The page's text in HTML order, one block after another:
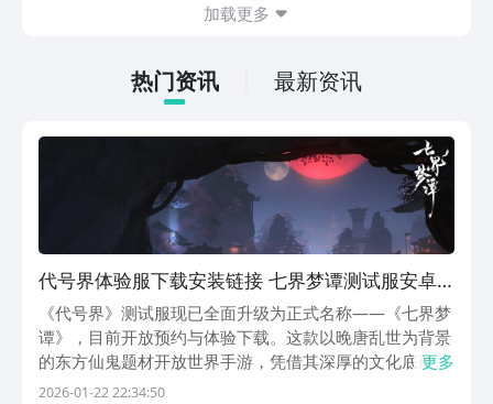
玩法和有哪些角色会出现，对代号jump
错过这期的内容，因为小编还会带领大家
具体的了解游戏的各个方面。
加载更多
热门资讯 最新资讯
代号界体验服下载安装链接 七界梦谭测试服安卓
iOS安装包获取
《代号界》测试服现已全面升级为正式名称——《七界梦
谭》，目前开放预约与体验下载。这款以晚唐乱世为背景
的东方仙鬼题材开放世界手游，凭借其深厚的文化底蕴与
创新玩法，正吸引大量玩家关注。游戏将民俗信仰、志怪
更多
2026-01-22 22:34:50